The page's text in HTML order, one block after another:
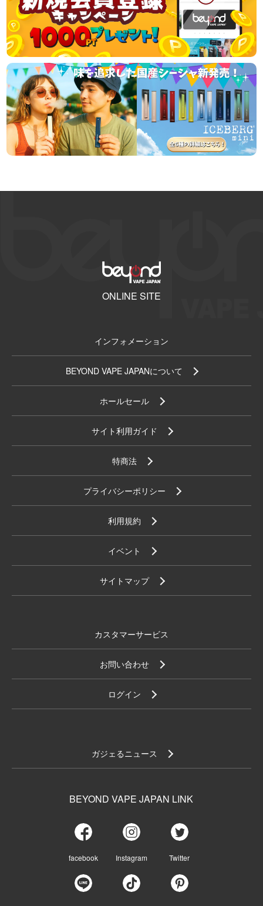
ONLINE SITE
インフォメーション
BEYOND VAPE JAPANについて
ホールセール
サイト利用ガイド
特商法
プライバシーポリシー
利用規約
イベント
サイトマップ
カスタマーサービス
お問い合わせ
ログイン
ガジェるニュース
BEYOND VAPE JAPAN LINK
facebook Instagram Twitter